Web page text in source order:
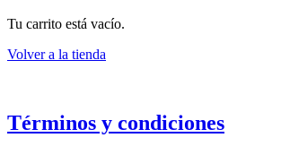
Tu carrito está vacío.
Volver a la tienda
Términos y condiciones